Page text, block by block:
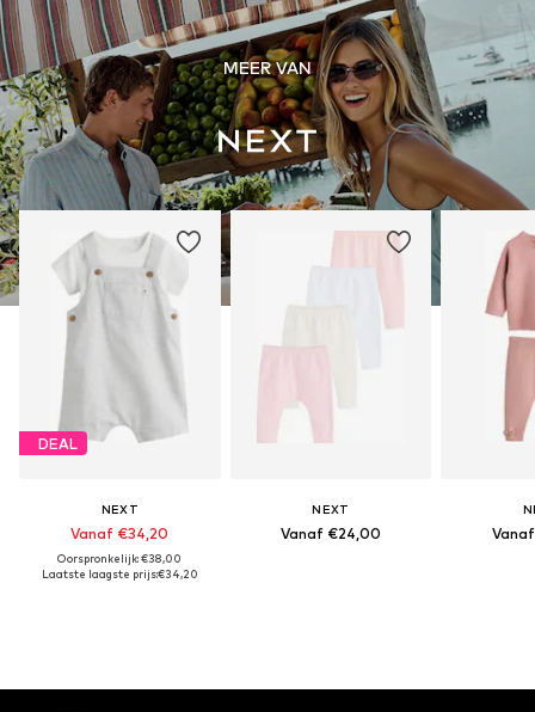
MEER VAN
DEAL
NEXT
Vanaf €34,20
Oorspronkelijk: €38,00
Laatste laagste prijs:€34,20
NEXT
Vanaf €24,00